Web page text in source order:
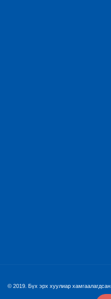
© 2019. Бүх эрх хуулиар хамгаалагдсан.